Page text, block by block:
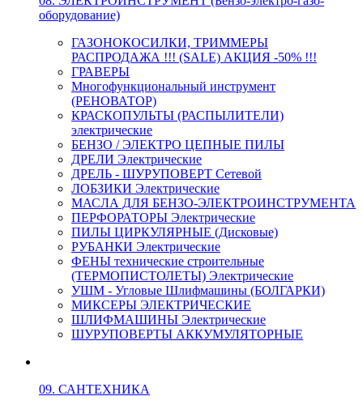
оборудование)
ГАЗОНОКОСИЛКИ, ТРИММЕРЫ
РАСПРОДАЖА !!! (SALE) АКЦИЯ -50% !!!
ГРАВЕРЫ
Многофункциональный инструмент
(РЕНОВАТОР)
КРАСКОПУЛЬТЫ (РАСПЫЛИТЕЛИ)
электрические
БЕНЗО / ЭЛЕКТРО ЦЕПНЫЕ ПИЛЫ
ДРЕЛИ Электрические
ДРЕЛЬ - ШУРУПОВЕРТ Сетевой
ЛОБЗИКИ Электрические
МАСЛА ДЛЯ БЕНЗО-ЭЛЕКТРОИНСТРУМЕНТА
ПЕРФОРАТОРЫ Электрические
ПИЛЫ ЦИРКУЛЯРНЫЕ (Дисковые)
РУБАНКИ Электрические
ФЕНЫ технические строительные
(ТЕРМОПИСТОЛЕТЫ) Электрические
УШМ - Угловые Шлифмашины (БОЛГАРКИ)
МИКСЕРЫ ЭЛЕКТРИЧЕСКИЕ
ШЛИФМАШИНЫ Электрические
ШУРУПОВЕРТЫ АККУМУЛЯТОРНЫЕ
09. САНТЕХНИКА